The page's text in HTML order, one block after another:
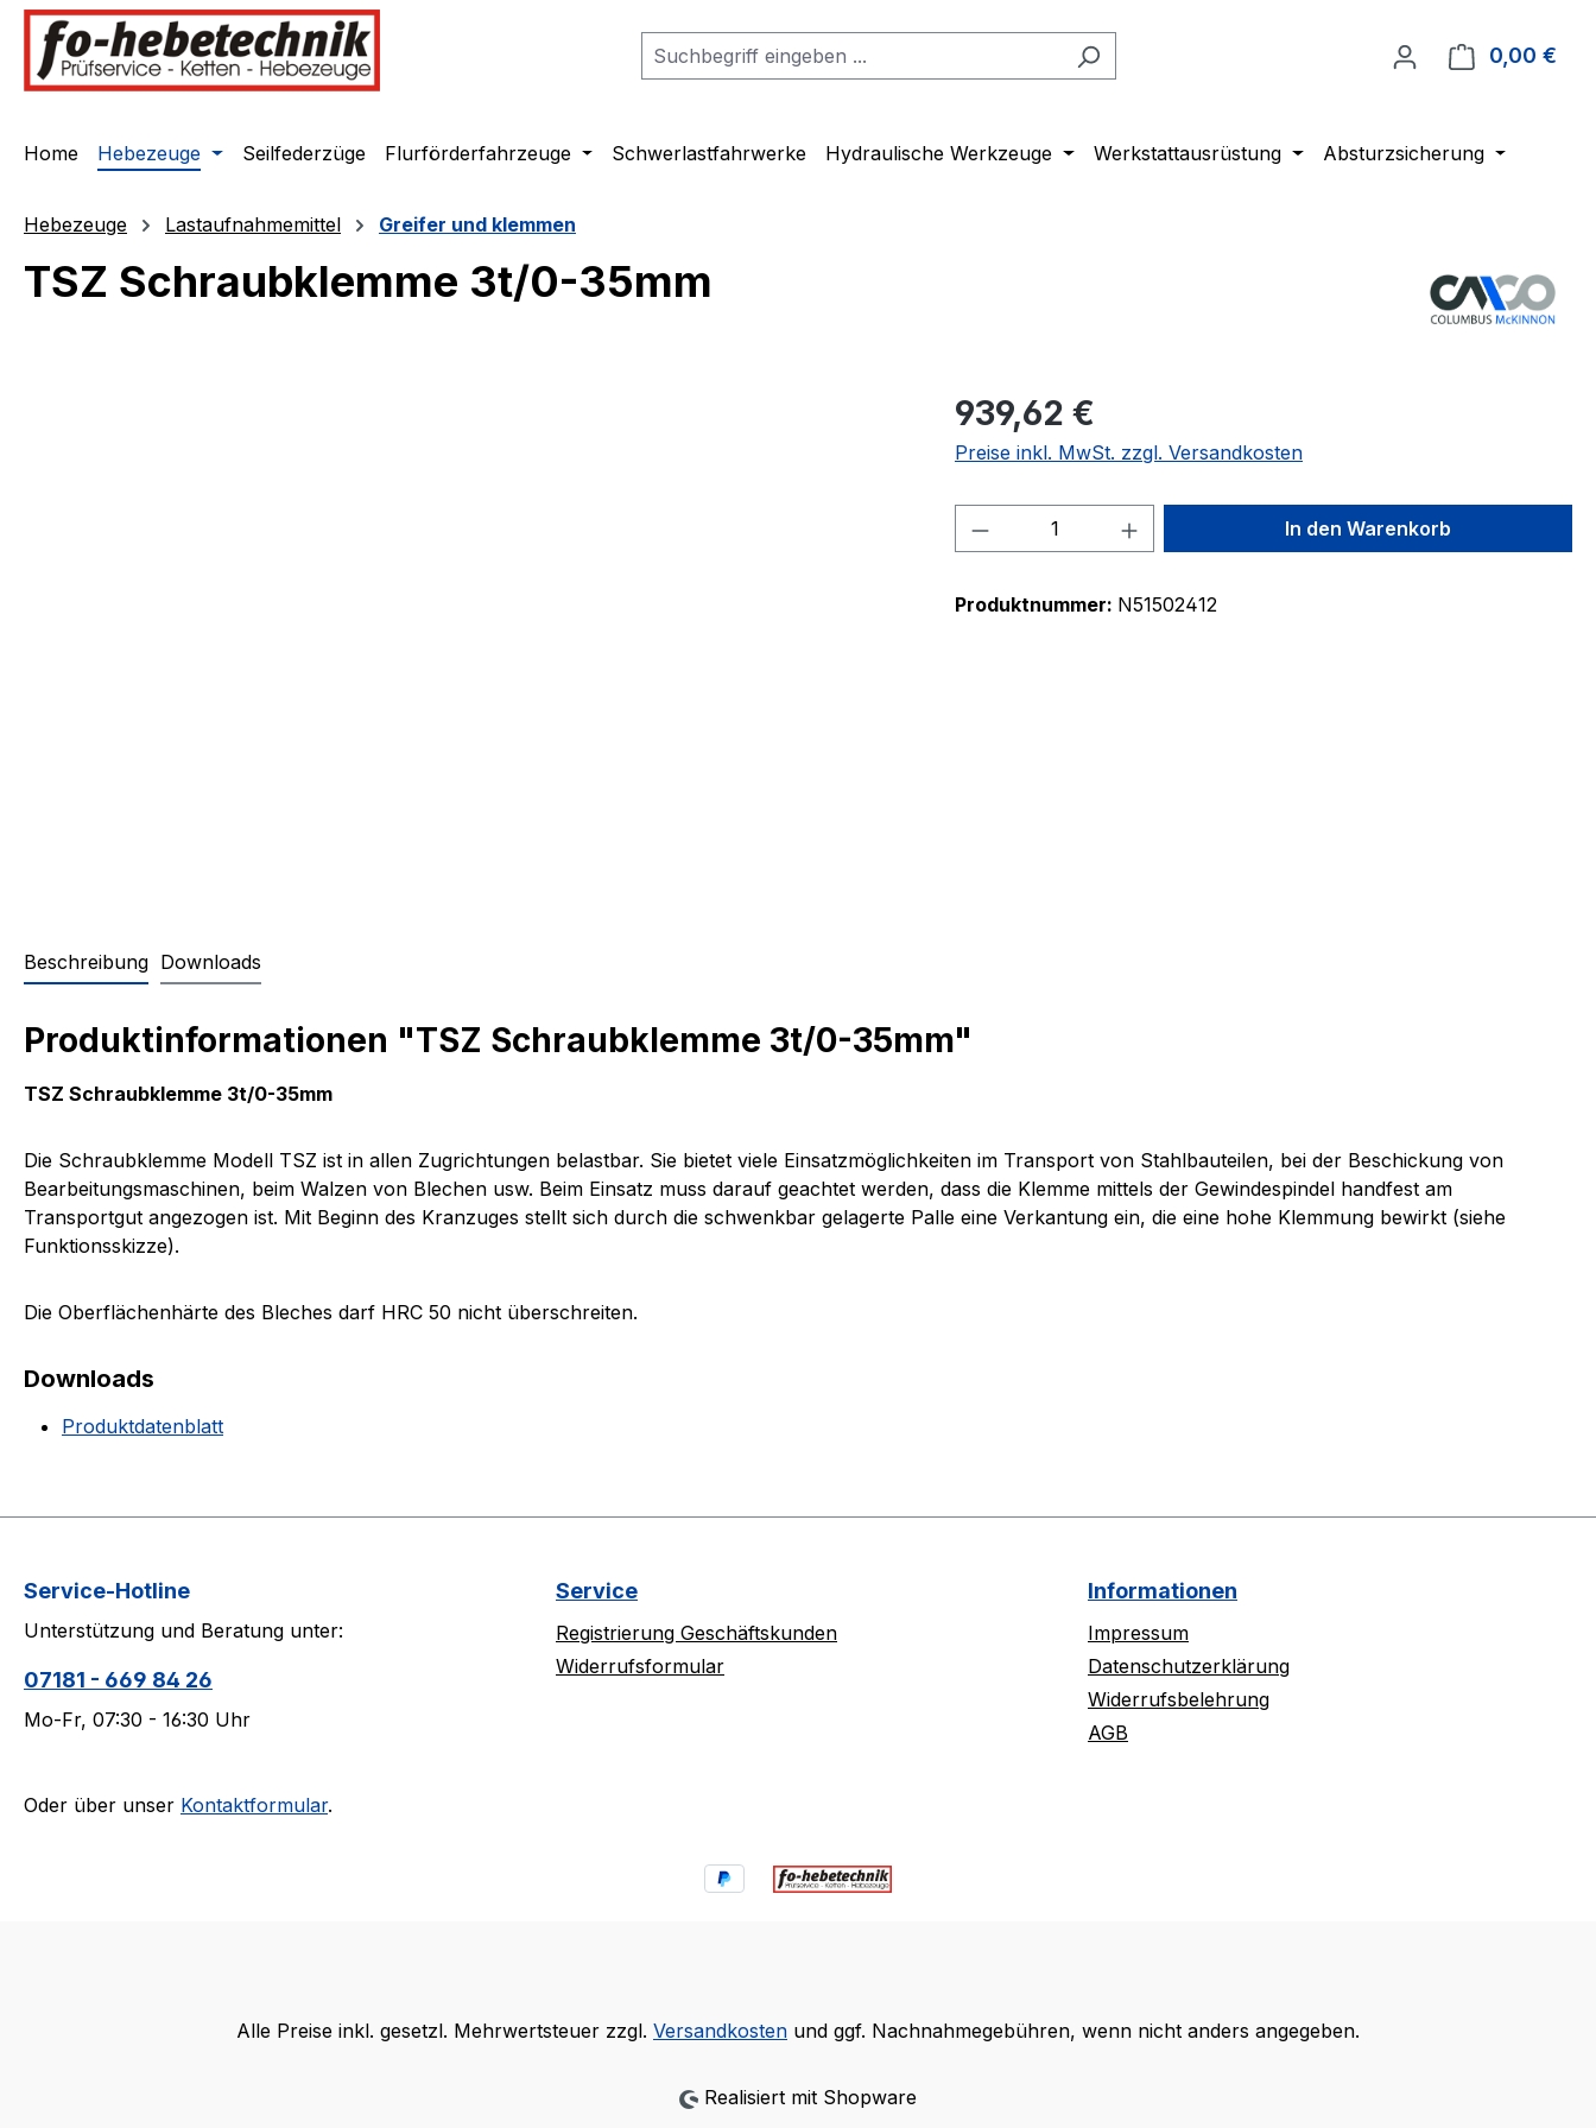
Zur Hauptnavigation springen
0,00 €
Home Hebezeuge Seilfederzüge Flurförderfahrzeuge Schwerlastfahrwerke Hydraulische Werkzeuge Werkstattausrüstung Absturzsicherung
Hebezeuge Lastaufnahmemittel Greifer und klemmen
TSZ Schraubklemme 3t/0-35mm
939,62 €
Preise inkl. MwSt. zzgl. Versandkosten
Produkt Anzahl: Gib den gewünschten Wert
In den Warenkorb
Produktnummer: N51502412
Beschreibung Downloads
Produktinformationen "TSZ Schraubklemme 3t/0-35mm"
TSZ Schraubklemme 3t/0-35mm
Die Schraubklemme Modell TSZ ist in allen Zugrichtungen belastbar. Sie bietet viele Einsatzmöglichkeiten im Transport von Stahlbauteilen, bei der Beschickung von
Bearbeitungsmaschinen, beim Walzen von Blechen usw. Beim Einsatz muss darauf geachtet werden, dass die Klemme mittels der Gewindespindel handfest am
Transportgut angezogen ist. Mit Beginn des Kranzuges stellt sich durch die schwenkbar gelagerte Palle eine Verkantung ein, die eine hohe Klemmung bewirkt (siehe
Funktionsskizze).
Die Oberflächenhärte des Bleches darf HRC 50 nicht überschreiten.
Downloads
Produktdatenblatt
Service-Hotline
Unterstützung und Beratung unter:
07181 - 669 84 26
Mo-Fr, 07:30 - 16:30 Uhr
Oder über unser Kontaktformular.
Service
Registrierung Geschäftskunden
Widerrufsformular
Informationen
Impressum
Datenschutzerklärung
Widerrufsbelehrung
AGB
Alle Preise inkl. gesetzl. Mehrwertsteuer zzgl. Versandkosten und ggf. Nachnahmegebühren, wenn nicht anders angegeben.
Realisiert mit Shopware